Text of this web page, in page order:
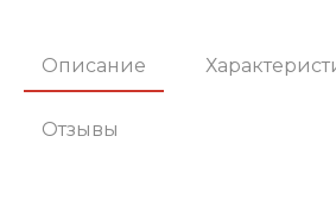
Описание
Отзывы